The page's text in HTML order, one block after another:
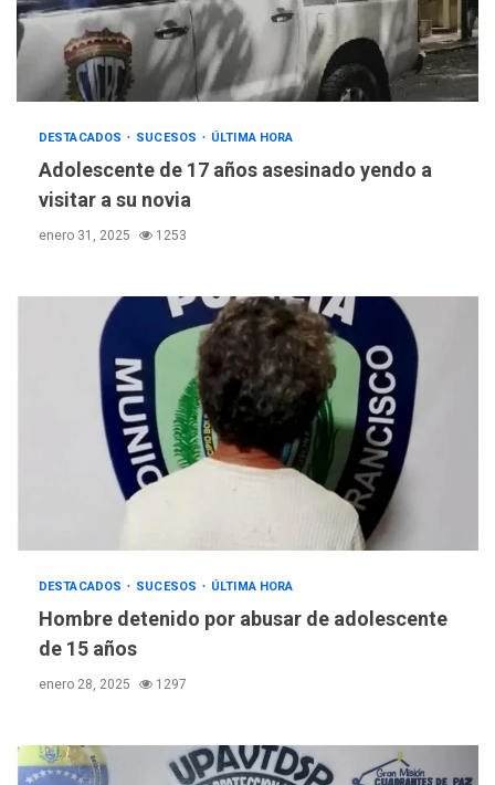
DESTACADOS SUCESOS ÚLTIMA HORA
Adolescente de 17 años asesinado yendo a
visitar a su novia
enero 31, 2025 1253
DESTACADOS SUCESOS ÚLTIMA HORA
Hombre detenido por abusar de adolescente
de 15 años
enero 28, 2025 1297